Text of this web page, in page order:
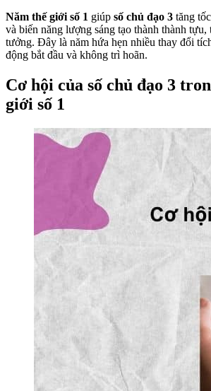
Năm thế giới số 1 giúp số chủ đạo 3 tăng
và biến năng lượng sáng tạo thành thành
tưởng. Đây là năm hứa hẹn nhiều thay đổi
động bắt đầu và không trì hoãn.
Cơ hội của số chủ đạo 3
giới số 1